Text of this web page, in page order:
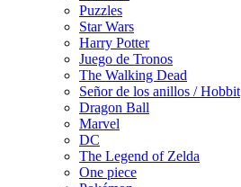
Puzzles
Star Wars
Harry Potter
Juego de Tronos
The Walking Dead
Señor de los anillos / Hobbit
Dragon Ball
Marvel
DC
The Legend of Zelda
One piece